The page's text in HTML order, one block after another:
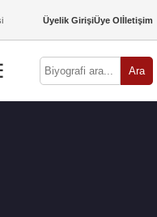
Üyelik GirişiÜye Olİletişim
Ara